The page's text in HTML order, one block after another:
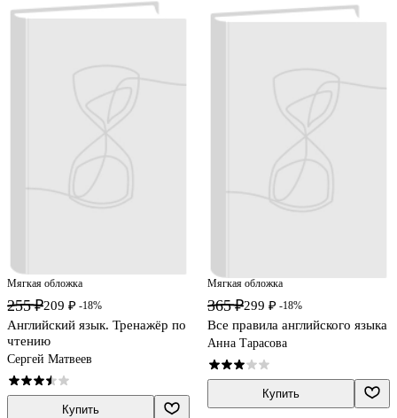
Мягкая обложка
255 ₽209 ₽ -18%
Английский язык. Тренажёр по
чтению
Сергей Матвеев
Купить
Мягкая обложка
365 ₽299 ₽ -18%
Все правила английского языка
Анна Тарасова
Купить